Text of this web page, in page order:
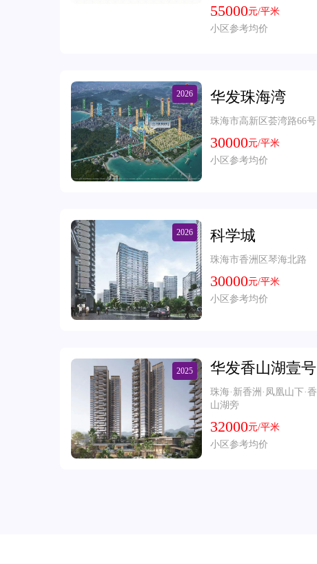
55000元/平米
小区参考均价
2026 华发珠海湾
珠海市高新区荟湾路66号
30000元/平米
小区参考均价
2026 科学城
珠海市香洲区琴海北路
30000元/平米
小区参考均价
2025 华发香山湖壹号
珠海·新香洲·凤凰山下·香
山湖旁
32000元/平米
小区参考均价